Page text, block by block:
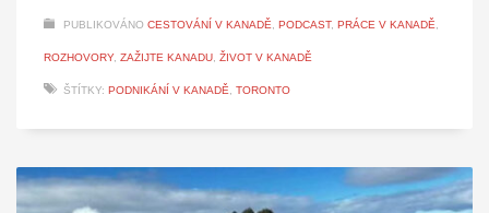
PUBLIKOVÁNO CESTOVÁNÍ V KANADĚ, PODCAST, PRÁCE V KANADĚ,
ROZHOVORY, ZAŽIJTE KANADU, ŽIVOT V KANADĚ
ŠTÍTKY: PODNIKÁNÍ V KANADĚ, TORONTO